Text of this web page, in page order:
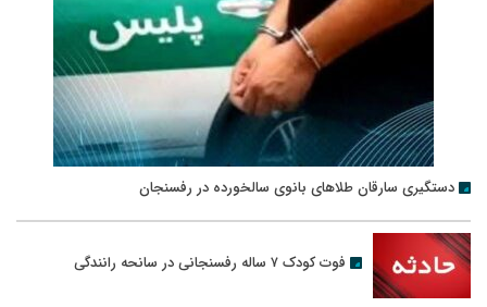
دستگیری سارقان طلاهای بانوی سالخورده در رفسنجان
فوت کودک ۷ ساله رفسنجانی در سانحه رانندگی